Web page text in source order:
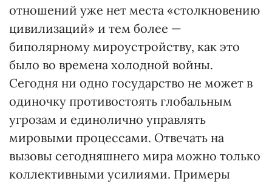
отношений уже нет места «столкновению
цивилизаций» и тем более —
биполярному мироустройству, как это
было во времена холодной войны.
Сегодня ни одно государство не может в
одиночку противостоять глобальным
угрозам и единолично управлять
мировыми процессами. Отвечать на
вызовы сегод­няш­него мира можно только
коллектив­ными усилиями. Примеры